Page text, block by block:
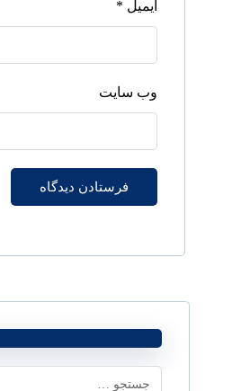
ایمیل *
وب‌ سایت
فرستادن دیدگاه